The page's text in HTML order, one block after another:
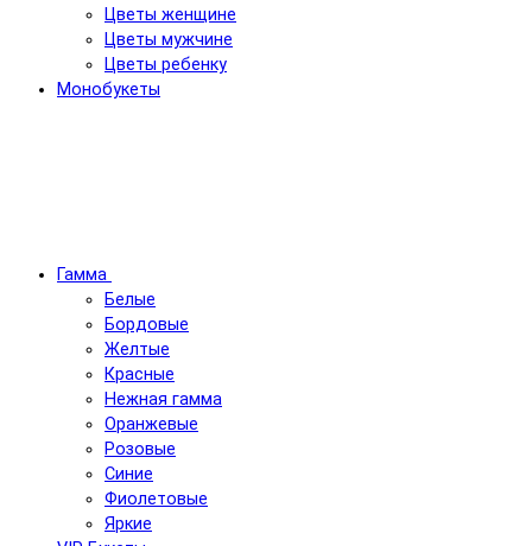
Цветы женщине
Цветы мужчине
Цветы ребенку
Монобукеты
Гамма
Белые
Бордовые
Желтые
Красные
Нежная гамма
Оранжевые
Розовые
Синие
Фиолетовые
Яркие